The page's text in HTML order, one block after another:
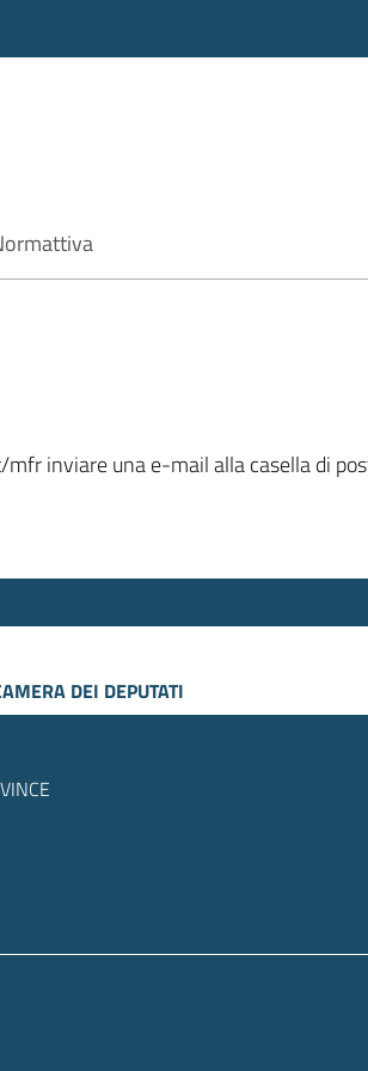
di ricerca
inviare una e-mail alla casella di
DEI DEPUTATI